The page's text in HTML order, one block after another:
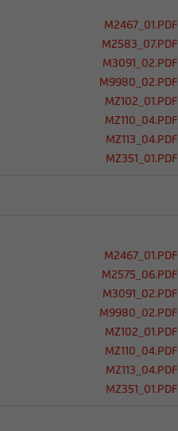
M2467_01.PDF
M2583_07.PDF
M3091_02.PDF
M9980_02.PDF
MZ102_01.PDF
MZ110_04.PDF
MZ113_04.PDF
MZ351_01.PDF
M2467_01.PDF
M2575_06.PDF
M3091_02.PDF
M9980_02.PDF
MZ102_01.PDF
MZ110_04.PDF
MZ113_04.PDF
MZ351_01.PDF